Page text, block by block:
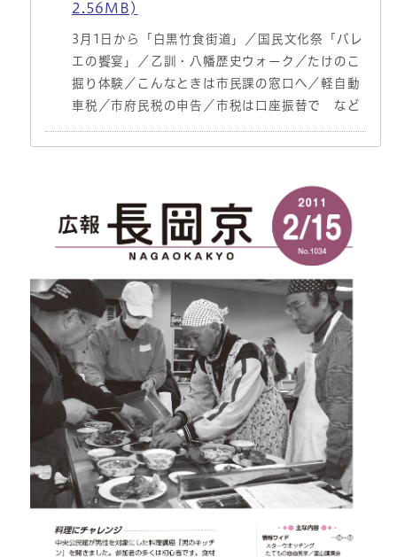
2.56MB)
3月1日から「白黒竹食街道」／国民文化祭「バレ
エの饗宴」／乙訓・八幡歴史ウォーク／たけのこ
掘り体験／こんなときは市民課の窓口へ／軽自動
車税／市府民税の申告／市税は口座振替で など